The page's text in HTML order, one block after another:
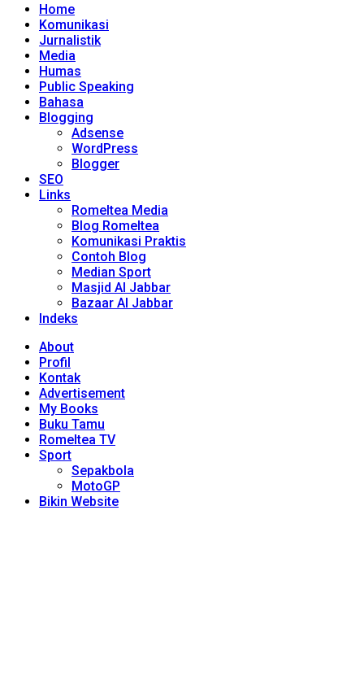
Home
Komunikasi
Jurnalistik
Media
Humas
Public Speaking
Bahasa
Blogging
Adsense
WordPress
Blogger
SEO
Links
Romeltea Media
Blog Romeltea
Komunikasi Praktis
Contoh Blog
Median Sport
Masjid Al Jabbar
Bazaar Al Jabbar
Indeks
About
Profil
Kontak
Advertisement
My Books
Buku Tamu
Romeltea TV
Sport
Sepakbola
MotoGP
Bikin Website